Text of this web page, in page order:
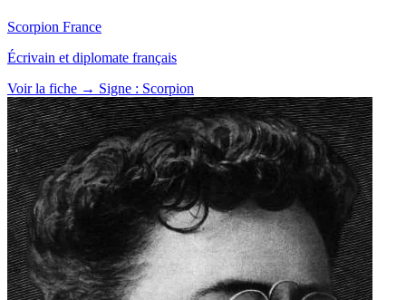
Scorpion France
Écrivain et diplomate français
Voir la fiche → Signe : Scorpion